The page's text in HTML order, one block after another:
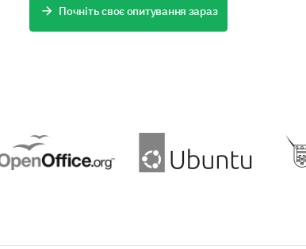
Почніть своє опитування зараз